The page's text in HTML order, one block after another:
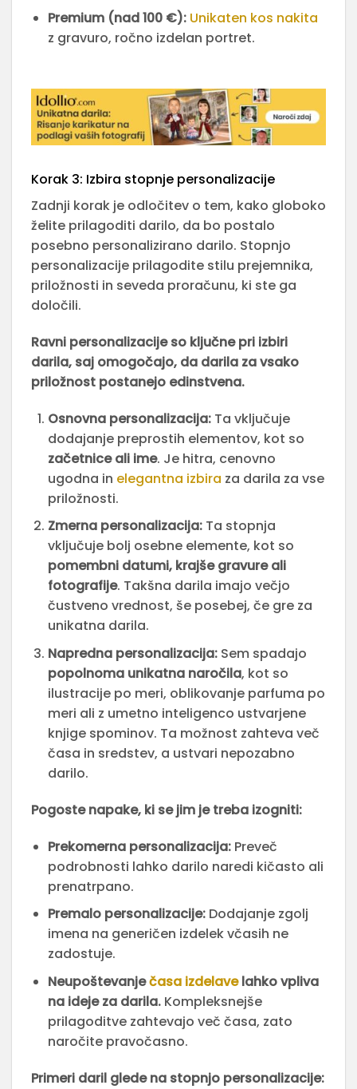
Premium (nad 100 €): Unikaten kos nakita
z gravuro, ročno izdelan portret.
Korak 3: Izbira stopnje personalizacije
Zadnji korak je odločitev o tem, kako globoko
želite prilagoditi darilo, da bo postalo
posebno personalizirano darilo. Stopnjo
personalizacije prilagodite stilu prejemnika,
priložnosti in seveda proračunu, ki ste ga
določili.
Ravni personalizacije so ključne pri izbiri
darila, saj omogočajo, da darila za vsako
priložnost postanejo edinstvena.
Osnovna personalizacija:Ta vključuje
dodajanje preprostih elementov, kot so
začetnice ali ime. Je hitra, cenovno
ugodna in elegantna izbira za darila za vse
priložnosti.
Zmerna personalizacija:Ta stopnja
vključuje bolj osebne elemente, kot so
pomembni datumi, krajše gravure ali
fotografije. Takšna darila imajo večjo
čustveno vrednost, še posebej, če gre za
unikatna darila.
Napredna personalizacija:Sem spadajo
popolnoma unikatna naročila, kot so
ilustracije po meri, oblikovanje parfuma po
meri ali z umetno inteligenco ustvarjene
knjige spominov. Ta možnost zahteva več
časa in sredstev, a ustvari nepozabno
darilo.
Pogoste napake, ki se jim je treba izogniti:
Prekomerna personalizacija:Preveč
podrobnosti lahko darilo naredi kičasto ali
prenatrpano.
Premalo personalizacije:Dodajanje zgolj
imena na generičen izdelek včasih ne
zadostuje.
Neupoštevanječasa izdelavelahko vpliva
na ideje za darila.Kompleksnejše
prilagoditve zahtevajo več časa, zato
naročite pravočasno.
Primeri daril glede na stopnjo personalizacije: